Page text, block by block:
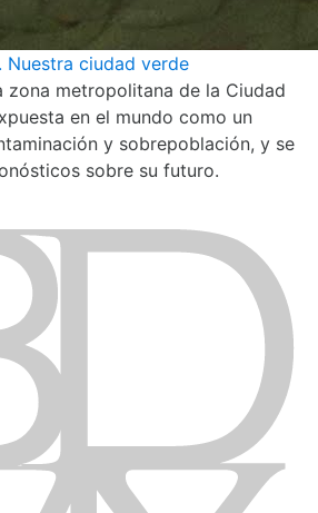
Nuestra ciudad verde
zona metropolitana de la Ciudad
en el mundo como un
y sobrepoblación, y se
sobre su futuro.